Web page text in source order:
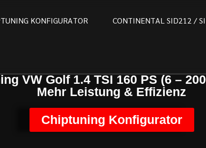
TUNING KONFIGURATOR CONTINENTAL SID21 2 / SI
VW Golf 1.4 TSI 160 PS (6 –
Mehr Leistung & Effizienz
Chiptuning Konfigurator